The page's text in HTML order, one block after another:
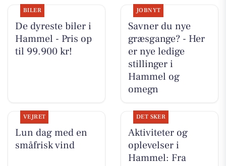
BILER
De dyreste biler i
Hammel - Pris op
til 99.900 kr!
JOBNYT
Savner du nye
græsgange? - Her
er nye ledige
stillinger i
Hammel og
omegn
VEJRET
Lun dag med en
småfrisk vind
DET SKER
Aktiviteter og
oplevelser i
Hammel: Fra